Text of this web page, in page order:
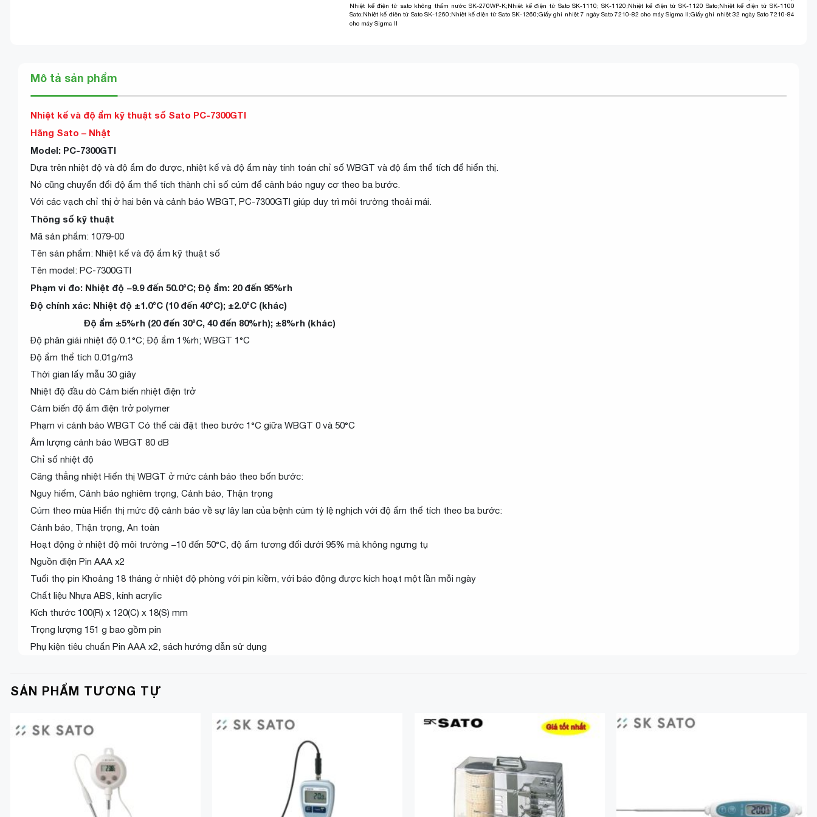
Nhiệt kế điện tử sato không thấm nước SK-270WP-K;Nhiêt kế điện tử Sato SK-1110; SK-1120;Nhiệt kế điện tử SK-1120 Sato;Nhiệt kế điện tử SK-1100
Sato;Nhiệt kế điện tử Sato SK-1260;Nhiệt kế điện tử Sato SK-1260;Giấy ghi nhiệt 7 ngày Sato 7210-82 cho máy Sigma II;Giấy ghi nhiệt 32 ngày Sato 7210-84
cho máy Sigma II
Mô tả sản phẩm
Nhiệt kế và độ ẩm kỹ thuật số Sato PC-7300GTI
Hãng Sato – Nhật
Model: PC-7300GTI
Dựa trên nhiệt độ và độ ẩm đo được, nhiệt kế và độ ẩm này tính toán chỉ số WBGT và độ ẩm thể tích để hiển thị.
Nó cũng chuyển đổi độ ẩm thể tích thành chỉ số cúm để cảnh báo nguy cơ theo ba bước.
Với các vạch chỉ thị ở hai bên và cảnh báo WBGT, PC-7300GTI giúp duy trì môi trường thoải mái.
Thông số kỹ thuật
Mã sản phẩm: 1079-00
Tên sản phẩm: Nhiệt kế và độ ẩm kỹ thuật số
Tên model: PC-7300GTI
Phạm vi đo: Nhiệt độ −9.9 đến 50.0°C; Độ ẩm: 20 đến 95%rh
Độ chính xác: Nhiệt độ ±1.0°C (10 đến 40°C); ±2.0°C (khác)
Độ ẩm ±5%rh (20 đến 30°C, 40 đến 80%rh); ±8%rh (khác)
Độ phân giải nhiệt độ 0.1°C; Độ ẩm 1%rh; WBGT 1°C
Độ ẩm thể tích 0.01g/m3
Thời gian lấy mẫu 30 giây
Nhiệt độ đầu dò Cảm biến nhiệt điện trở
Cảm biến độ ẩm điện trở polymer
Phạm vi cảnh báo WBGT Có thể cài đặt theo bước 1°C giữa WBGT 0 và 50°C
Âm lượng cảnh báo WBGT 80 dB
Chỉ số nhiệt độ
Căng thẳng nhiệt Hiển thị WBGT ở mức cảnh báo theo bốn bước:
Nguy hiểm, Cảnh báo nghiêm trọng, Cảnh báo, Thận trọng
Cúm theo mùa Hiển thị mức độ cảnh báo về sự lây lan của bệnh cúm tỷ lệ nghịch với độ ẩm thể tích theo ba bước:
Cảnh báo, Thận trọng, An toàn
Hoạt động ở nhiệt độ môi trường −10 đến 50°C, độ ẩm tương đối dưới 95% mà không ngưng tụ
Nguồn điện Pin AAA x2
Tuổi thọ pin Khoảng 18 tháng ở nhiệt độ phòng với pin kiềm, với báo động được kích hoạt một lần mỗi ngày
Chất liệu Nhựa ABS, kính acrylic
Kích thước 100(R) x 120(C) x 18(S) mm
Trọng lượng 151 g bao gồm pin
Phụ kiện tiêu chuẩn Pin AAA x2, sách hướng dẫn sử dụng
SẢN PHẨM TƯƠNG TỰ